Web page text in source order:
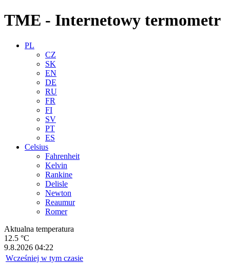
TME - Internetowy termometr
PL
CZ
SK
EN
DE
RU
FR
FI
SV
PT
ES
Celsius
Fahrenheit
Kelvin
Rankine
Delisle
Newton
Reaumur
Romer
Aktualna temperatura
12.5 °C
9.8.2026 04:22
Wcześniej w tym czasie